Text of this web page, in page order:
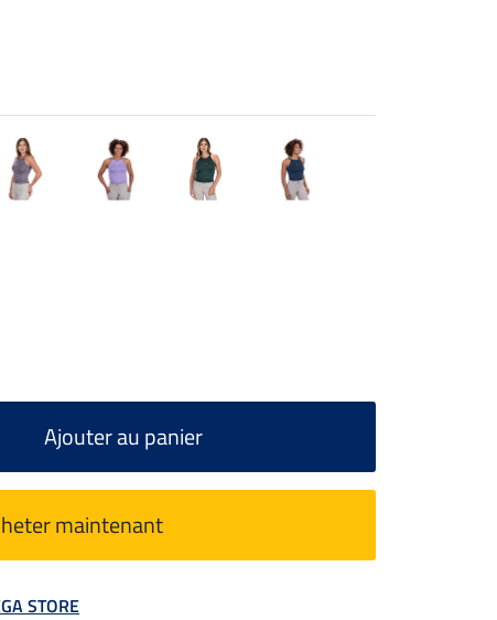
Ajouter au panier
maintenant
STORE